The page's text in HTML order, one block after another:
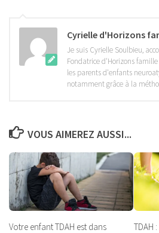
Cyrielle d'Horizons
Je suis Cyrielle Soulbieu,
Fondatrice d'Horizons
les parents d'enfants
notamment grâce à la
VOUS AIMEREZ AUSSI...
Votre enfant TDAH est dans
TDAH